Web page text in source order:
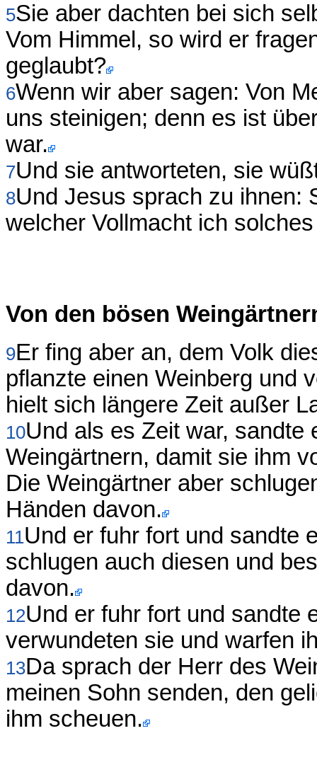
5Sie aber dachten bei sich
Vom Himmel, so wird er
geglaubt?
6Wenn wir aber sagen: Von
uns steinigen; denn es ist
war.
7Und sie antworteten, sie
8Und Jesus sprach zu ihnen:
welcher Vollmacht ich
Von den bösen
9Er fing aber an, dem Volk
pflanzte einen Weinberg und
hielt sich längere Zeit außer
10Und als es Zeit war, sandte
Weingärtnern, damit sie ihm
Die Weingärtner aber
Händen davon.
11Und er fuhr fort und sandte
schlugen auch diesen und
davon.
12Und er fuhr fort und sandte
verwundeten sie und warfen
13Da sprach der Herr des
meinen Sohn senden, den
ihm scheuen.